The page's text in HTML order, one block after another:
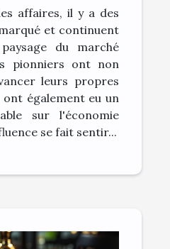
affaires, il y a des
et continuent
du marché
pionniers ont non
leurs propres
également eu un
sur l'économie
se fait sentir...